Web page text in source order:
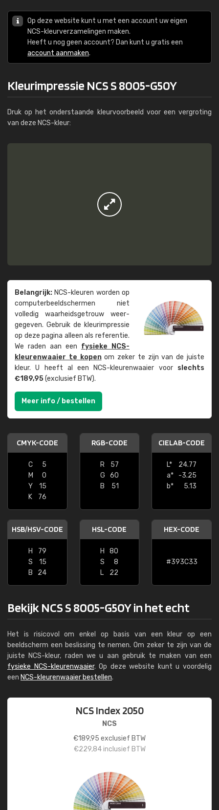
Op deze website kunt u met een account uw eigen
NCS-kleurverzamelingen maken.
Heeft u nog geen account? Dan kunt u gratis een
account aanmaken.
Kleurimpressie NCS S 8005-G50Y
Druk op het onderstaande kleurvoorbeeld voor een vergroting
van deze NCS-kleur:
Belangrijk: NCS-kleuren worden op
computer­beeld­schermen niet
volledig waarheids­­getrouw weer­
gegeven. Gebruik de kleur­impressie
op deze pagina alleen als referentie.
We raden aan een fysieke NCS-
kleuren­waaier te kopenom zeker te zijn van de juiste
kleur. U heeft al een NCS-kleuren­waaier voor slechts
€189,95(exclusief BTW).
Meer info / bestellen
CMYK-CODE
C
5
M
0
Y
15
K
76
RGB-CODE
R
57
G
60
B
51
CIELAB-CODE
L*
24.77
a*
-3.25
b*
5.13
HSB/HSV-CODE
H
79
S
15
B
24
HSL-CODE
H
80
S
8
L
22
HEX-CODE
#393C33
Bekijk NCS S 8005-G50Y in het echt
Het is risicovol om enkel op basis van een kleur op een
beeldscherm een beslissing te nemen. Om zeker te zijn van de
juiste NCS-kleur, raden we u aan gebruik te maken van een
fysieke NCS-kleurenwaaier. Op deze website kunt u voordelig
een NCS-kleurenwaaier bestellen.
NCS Index 2050
NCS
€189,95 exclusief BTW
€229,84inclusief BTW